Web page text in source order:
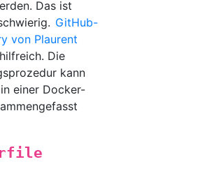
Das ist
GitHub-
von Plaurent
Die
kann
einer Docker-